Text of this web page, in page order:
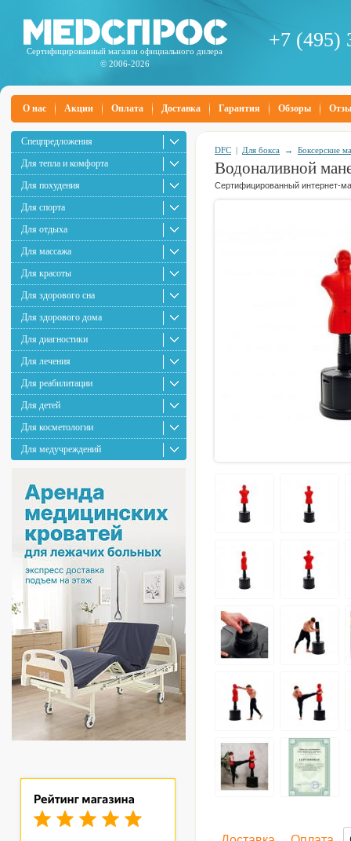
Сертифицированный магазин официального дилера
© 2006-2026
+7 (495)
О нас Акции Оплата Доставка Гарантия Обзоры
Спецпредложения
Для тепла и комфорта
Для похудения
Для спорта
Для отдыха
Для массажа
Для красоты
Для здорового сна
Для здорового дома
Для диагностики
Для лечения
Для реабилитации
Для детей
Для косметологии
Для медучреждений
DFC | Для бокса → Боксерские
Водоналивной
Сертифицированный интернет-